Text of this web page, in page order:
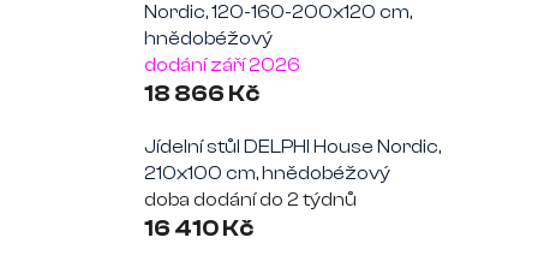
Nordic, 120-160-200x120 cm,
hnědobéžový
dodání září 2026
18 866 Kč
Jídelní stůl DELPHI House Nordic,
210x100 cm, hnědobéžový
doba dodání do 2 týdnů
16 410 Kč